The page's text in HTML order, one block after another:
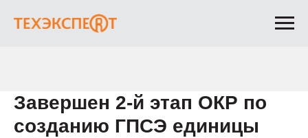
Завершен 2-й этап ОКР по
созданию ГПСЭ единицы